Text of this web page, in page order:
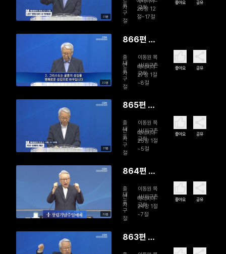
31분
를!
자
교회
표
구
절
28장 12
절~17절
좋아요 공유
33분
866편 줄
목에 걸고
섬겨라
출
연
자
이동원 목
사/지구촌
교회
대
표
구
절
예레미야
27장 1절
~8절
좋아요 공유
31분
865편 70
레슨
출
연
자
이동원 목
사/지구촌
교회
대
표
구
절
예레미야
25장 1절
~5절
좋아요 공유
32분
864편 좋
한 광주리
의 소망
출
연
자
이동원 목
사/지구촌
교회
대
표
구
절
예레미야
24장 1절
~7절
좋아요 공유
863편 거